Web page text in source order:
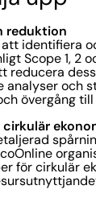
reduktion
identifiera
Scope 1, 2
reducera
analyser och
övergång
för cirkulär